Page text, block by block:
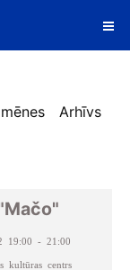
Arhīvs
19:00 - 21:00
kultūras centrs